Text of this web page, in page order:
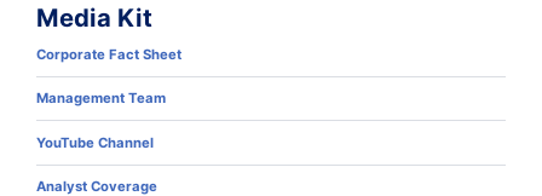
Media Kit
Corporate Fact Sheet
Management Team
YouTube Channel
Analyst Coverage